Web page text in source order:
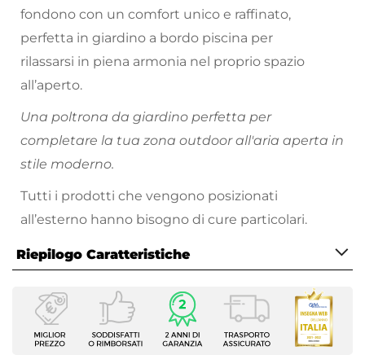
fondono con un comfort unico e raffinato,
perfetta in giardino a bordo piscina per
rilassarsi in piena armonia nel proprio spazio
all’aperto.
Una poltrona da giardino perfetta per
completare la tua zona outdoor all'aria aperta in
stile moderno.
Tutti i prodotti che vengono posizionati
all’esterno hanno bisogno di cure particolari.
evitando l’esposizione a pioggia, raggi solari e
intemperie. Metti l’arredo al riparo sotto una
copertura, oppure utilizza gli
appositi dispositivi
per la curae la manutenzione come le
cover
Riepilogo Caratteristiche
Caratteristiche
Tipologia
Poltrona